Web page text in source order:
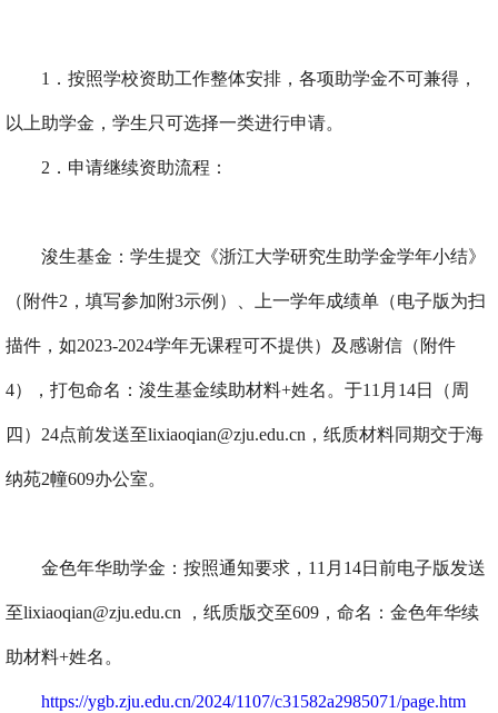
1 ．按照学校资助工作整体安排，各项助学金不可兼得，
以上助学金，学生只可选择一类进行申请。
2 ．申请继续资助流程：
浚生基金：学生提交《浙江大学研究生助学金学年小结》
（附件2 ，填写参加附3示例）、上一学年成绩单（电子版为扫
描件，如2023-2024学年无课程可不提供）及感谢信（附件
4），打包命名：浚生基金续助材料+姓名。于11 月 14日（周
四） 24点前发送至lixiaoqian@zju.edu.cn ，纸质材料同期交于海
纳苑2幢609办公室。
金色年华助学金：按照通知要求， 11 月 14日前电子版发送
至lixiaoqian@zju.edu.cn ，纸质版交至609 ，命名：金色年华续
助材料+姓名。
https://ygb.zju.edu.cn/2024/1107/c31582a2985071/page.htm